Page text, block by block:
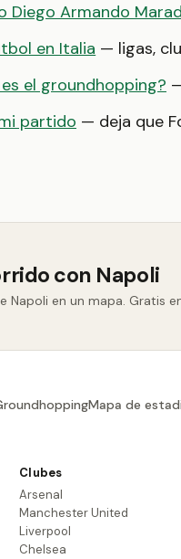
Diego Armando
en Italia — ligas,
el groundhopping?
partido — deja que
con Napoli
Napoli en un mapa. Gratis
Mapa de
Clubes
Arsenal
Manchester United
Liverpool
Chelsea